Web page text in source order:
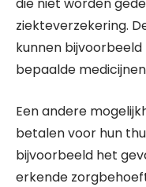
ziekteverzekering.
kunnen
bepaalde
Een andere
betalen voor hun
bijvoorbeeld het
erkende